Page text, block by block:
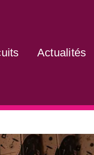
Actualités